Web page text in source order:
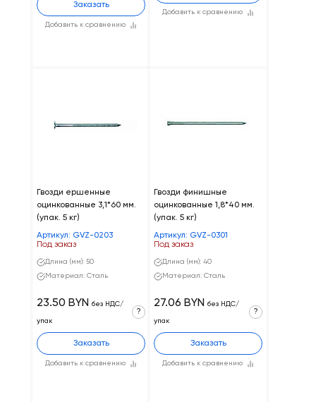
Добавить к сравнению
Заказать
Добавить к сравнению
Гвозди ершенные
оцинкованные 3,1*60 мм.
(упак. 5 кг)
Артикул: GVZ-0203
Под заказ
Длина (мм): 50
Материал: Сталь
Добавить к сравнению
23.50 BYN без НДС/
упак
?
Заказать
Гвозди финишные
оцинкованные 1,8*40 мм.
(упак. 5 кг)
Артикул: GVZ-0301
Под заказ
Длина (мм): 40
Материал: Сталь
Добавить к сравнению
27.06 BYN без НДС/
упак
?
Заказать